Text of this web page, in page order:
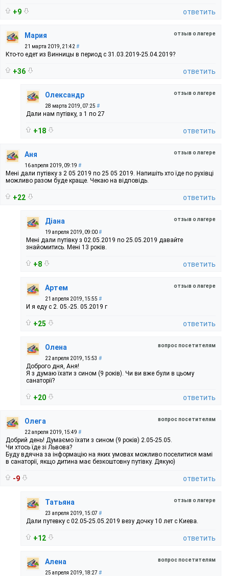
+9 ответить
отзыв о лагере
Мария
21 марта 2019, 21:42 #
Кто-то едет из Винницы в период с 31.03.2019-25.04.2019?
+36 ответить
отзыв о лагере
Олександр
28 марта 2019, 07:25 #
Дали нам путівку, з 1 по 27
+18 ответить
отзыв о лагере
Аня
16 апреля 2019, 09:19 #
Мені дали путівку з 2 05 2019 по 25 05 2019. Напишіть хто їде по рухівці
можливо разом буде краще. Чекаю на відповідь.
+22 ответить
отзыв о лагере
Діана
19 апреля 2019, 09:00#
Мені дали путівку з 02.05.2019 по 25.05.2019 давайте
знайомитись. Мені 13 років.
+8 ответить
отзыв о лагере
Артем
21 апреля 2019, 15:55 #
И я еду с 2. 05.-25. 05.2019 г
+25 ответить
вопрос посетителям
Олена
22 апреля 2019, 15:53 #
Доброго дня, Аня!
Я з думаю їхати з сином (9 років). Чи ви вже були в цьому
санаторії?
+20 ответить
вопрос посетителям
Олега
22 апреля 2019, 15:49 #
Добрий день! Думаємо їхати з сином (9 років) 2.05-25.05.
Чи хтось їде зі Львова?
Буду вдячна за інформацію на яких умовах можливо поселитися мамі
в санаторії, якщо дитина має безкоштовну путівку. Дякую)
-9 ответить
отзыв о лагере
Татьяна
23 апреля 2019, 15:07 #
Дали путевку с 02.05-25.05.2019 везу дочку 10 лет с Киева.
+12 ответить
вопрос посетителям
Алена
25 апреля 2019, 18:27 #